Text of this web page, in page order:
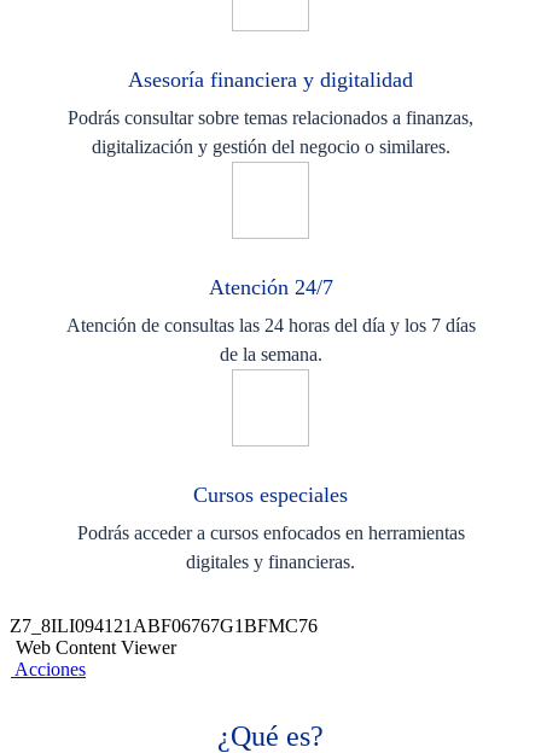
Asesoría financiera y digitalidad
Podrás consultar sobre temas relacionados a finanzas,
digitalización y gestión del negocio o similares.
Atención 24/7
Atención de consultas las 24 horas del día y los 7 días
de la semana.
Cursos especiales
Podrás acceder a cursos enfocados en herramientas
digitales y financieras.
Z7_8ILI094121ABF06767G1BFMC76
Web Content Viewer
Acciones
¿Qué es?